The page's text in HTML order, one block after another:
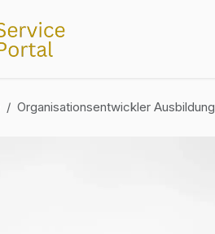
Organisationsentwickler Ausbildung